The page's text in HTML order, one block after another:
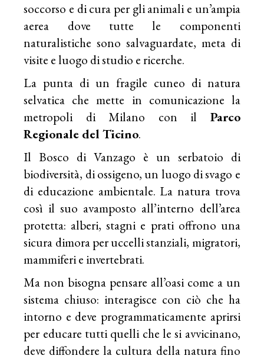
soccorso e di cura per gli animali e un’ampia
aerea dove tutte le componenti
naturalistiche sono salvaguardate, meta di
visite e luogo di studio e ricerche.
La punta di un fragile cuneo di natura
selvatica che mette in comunicazione la
metropoli di Milano con il Parco
Regionale del Ticino.
Il Bosco di Vanzago è un serbatoio di
biodiversità, di ossigeno, un luogo di svago e
di educazione ambientale. La natura trova
così il suo avamposto all’interno dell’area
protetta: alberi, stagni e prati offrono una
sicura dimora per uccelli stanziali, migratori,
mammiferi e invertebrati.
Ma non bisogna pensare all’oasi come a un
sistema chiuso: interagisce con ciò che ha
intorno e deve programmaticamente aprirsi
per educare tutti quelli che le si avvicinano,
deve diffondere la cultura della natura fino